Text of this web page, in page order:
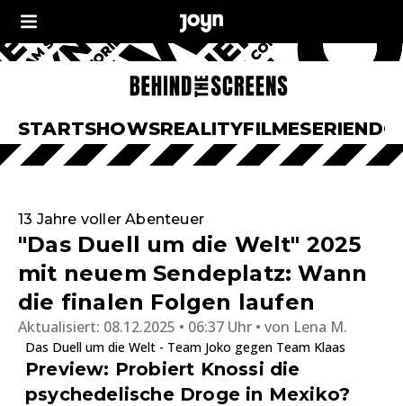
STARTSHOWSREALITYFILMESERIEN
13 Jahre voller Abenteuer
"Das Duell um die Welt" 2025
mit neuem Sendeplatz: Wann
die finalen Folgen laufen
Aktualisiert: 08.12.2025 • 06:37 Uhr von Lena M.
Das Duell um die Welt - Team Joko gegen Team Klaas
Preview: Probiert Knossi die
psychedelische Droge in Mexiko?